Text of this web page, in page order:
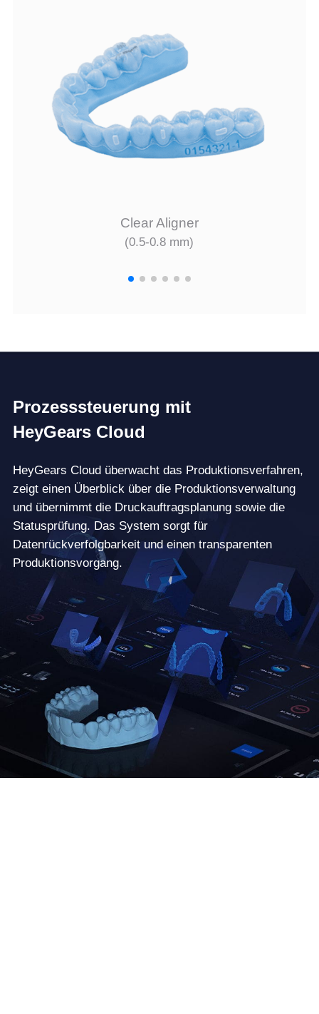
Clear Aligner
(0.5-0.8 mm)
Prozesssteuerung mit
HeyGears Cloud
HeyGears Cloud überwacht das Produktionsverfahren,
zeigt einen Überblick über die Produktionsverwaltung
und übernimmt die Druckauftragsplanung sowie die
Statusprüfung. Das System sorgt für
Datenrückverfolgbarkeit und einen transparenten
Produktionsvorgang.